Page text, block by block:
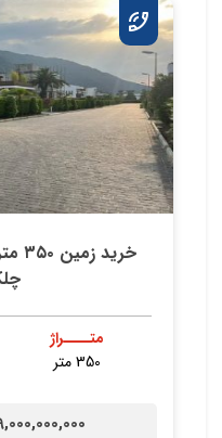
متــــراژ
350 متر
29,000,000,000